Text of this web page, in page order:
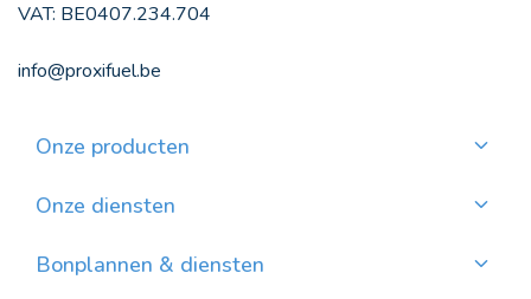
VAT: BE0407.234.704
info@proxifuel.be
Onze producten
Kwalitatievepellets bestellen
Onze diensten
Waar pellets vinden?
Bonplannen & diensten